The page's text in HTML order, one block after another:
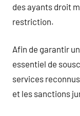
des ayants droit
restriction.
Afin de garantir
essentiel de
services
et les sanctions